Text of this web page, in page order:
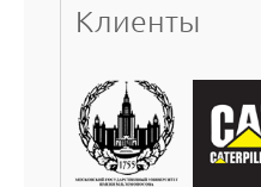
Клиенты